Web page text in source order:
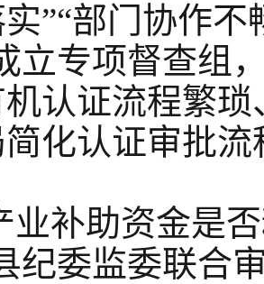
”“部门协作
立专项督查组
认证流程繁
化认证审批
业补助资金是
纪委监委联合